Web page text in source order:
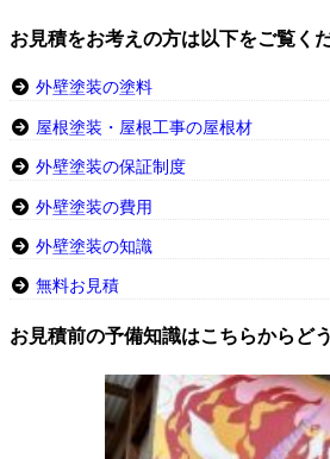
お見積をお考えの方は以下をご覧く
外壁塗装の塗料
屋根塗装・屋根工事の屋根材
外壁塗装の保証制度
外壁塗装の費用
外壁塗装の知識
無料お見積
お見積前の予備知識はこちらからど